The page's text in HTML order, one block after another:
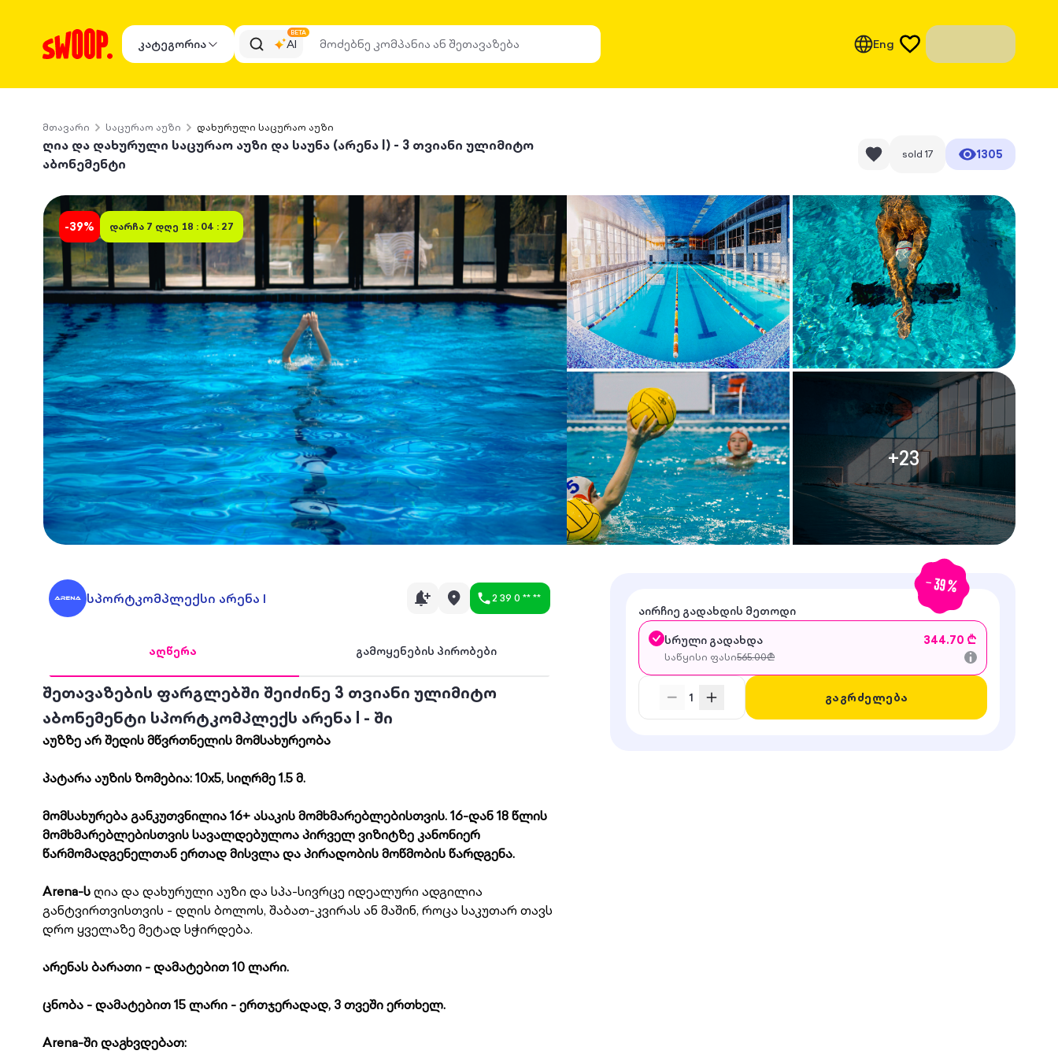
კატეგორია AI
BETA
Eng
მთავარი საცურაო აუზი დახურული საცურაო აუზი
ღია და დახურული საცურაო აუზი და საუნა (არენა I) - 3 თვიანი ულიმიტო
აბონემენტი
sold 17 1305
+23
-39% დარჩა 7 დღე 18 : 04 : 27
სპორტკომპლექსი არენა I 2 39 0 ** **
აღწერა გამოყენების პირობები
შეთავაზების ფარგლებში შეიძინე 3 თვიანი ულიმიტო
აბონემენტი სპორტკომპლექს არენა I - ში
აუზზე არ შედის მწვრთნელის მომსახურეობა
პატარა აუზის ზომებია: 10x5, სიღრმე 1.5 მ.
მომსახურება განკუთვნილია 16+ ასაკის მომხმარებლებისთვის. 16-დან 18 წლის
მომხმარებლებისთვის სავალდებულოა პირველ ვიზიტზე კანონიერ
წარმომადგენელთან ერთად მისვლა და პირადობის მოწმობის წარდგენა.
Arena-სღია და დახურული აუზი და სპა-სივრცე იდეალური ადგილია
განტვირთვისთვის - დღის ბოლოს, შაბათ-კვირას ან მაშინ, როცა საკუთარ თავს
დრო ყველაზე მეტად სჭირდება.
არენას ბარათი - დამატებით 10 ლარი.
ცნობა - დამატებით 15 ლარი - ერთჯერადად, 3 თვეში ერთხელ.
Arena-ში დაგხვდებათ:
-39%
აირჩიე გადახდის მეთოდი
სრული გადახდა
344.70 ₾
საწყისი ფასი565.00₾
1 გაგრძელება